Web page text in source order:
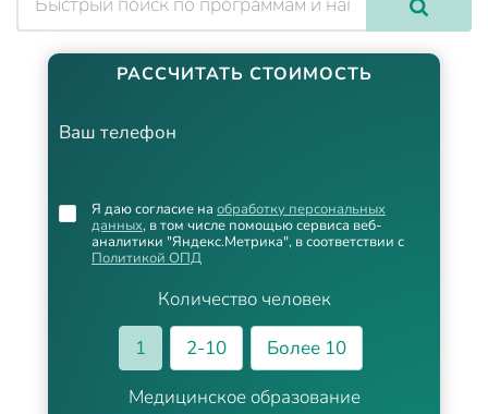
РАССЧИТАТЬ СТОИМОСТЬ
Ваш телефон
Количество человек
1
2-10
Более 10
Медицинское образование
Я даю согласие на обработку персональных
данных, в том числе помощью сервиса веб-
аналитики "Яндекс.Метрика", в соответствии с
Политикой ОПД